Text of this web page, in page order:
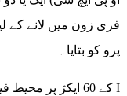
فری زون میں لانے کے
پرو کو بتایا۔